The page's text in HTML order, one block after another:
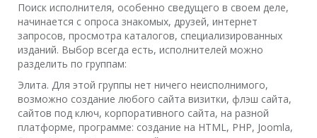
Поиск исполнителя, особенно сведущего в своем деле,
начинается с опроса знакомых, друзей, интернет
запросов, просмотра каталогов, специализированных
изданий. Выбор всегда есть, исполнителей можно
разделить по группам:
Элита. Для этой группы нет ничего неисполнимого,
возможно создание любого сайта визитки, флэш сайта,
сайтов под ключ, корпоративного сайта, на разной
платформе, программе: создание на HTML, PHP, Joomla,